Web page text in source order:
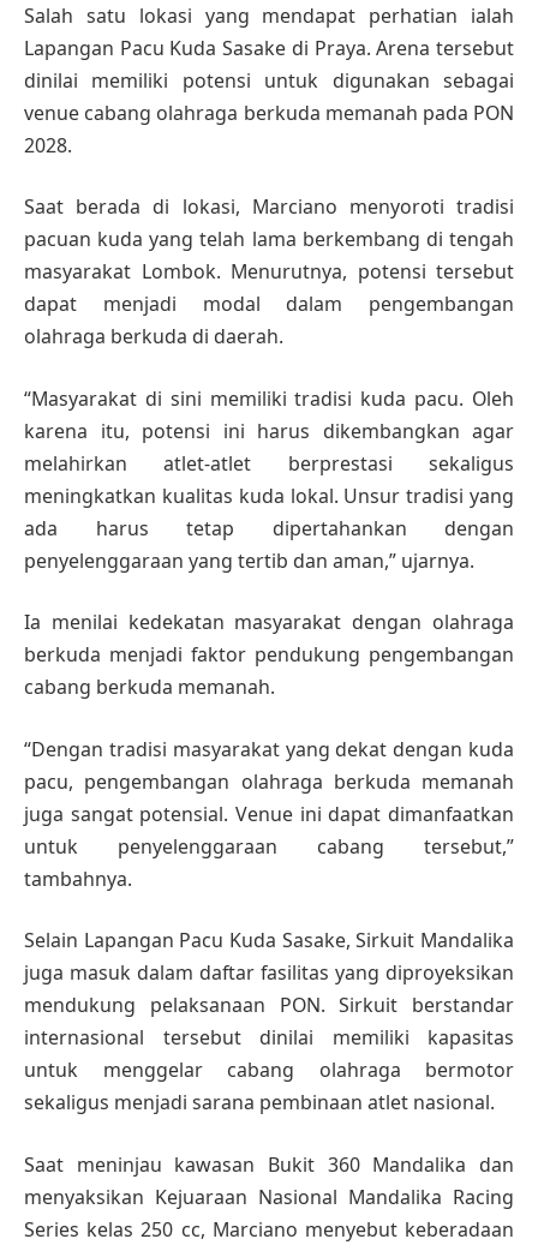
Salah satu lokasi yang mendapat perhatian ialah
Lapangan Pacu Kuda Sasake di Praya. Arena tersebut
dinilai memiliki potensi untuk digunakan sebagai
venue cabang olahraga berkuda memanah pada PON
2028.
Saat berada di lokasi, Marciano menyoroti tradisi
pacuan kuda yang telah lama berkembang di tengah
masyarakat Lombok. Menurutnya, potensi tersebut
dapat menjadi modal dalam pengembangan
olahraga berkuda di daerah.
“Masyarakat di sini memiliki tradisi kuda pacu. Oleh
karena itu, potensi ini harus dikembangkan agar
melahirkan atlet-atlet berprestasi sekaligus
meningkatkan kualitas kuda lokal. Unsur tradisi yang
ada harus tetap dipertahankan dengan
penyelenggaraan yang tertib dan aman,” ujarnya.
Ia menilai kedekatan masyarakat dengan olahraga
berkuda menjadi faktor pendukung pengembangan
cabang berkuda memanah.
“Dengan tradisi masyarakat yang dekat dengan kuda
pacu, pengembangan olahraga berkuda memanah
juga sangat potensial. Venue ini dapat dimanfaatkan
untuk penyelenggaraan cabang tersebut,”
tambahnya.
Selain Lapangan Pacu Kuda Sasake, Sirkuit Mandalika
juga masuk dalam daftar fasilitas yang diproyeksikan
mendukung pelaksanaan PON. Sirkuit berstandar
internasional tersebut dinilai memiliki kapasitas
untuk menggelar cabang olahraga bermotor
sekaligus menjadi sarana pembinaan atlet nasional.
Saat meninjau kawasan Bukit 360 Mandalika dan
menyaksikan Kejuaraan Nasional Mandalika Racing
Series kelas 250 cc, Marciano menyebut keberadaan